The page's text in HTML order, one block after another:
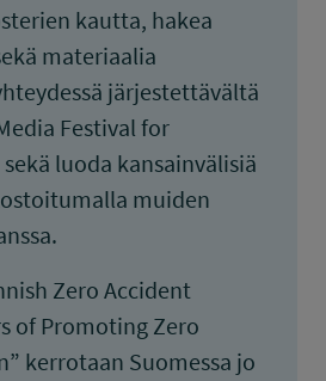
kautta, hakea
materiaalia
järjestettävältä
Festival for
luoda kansainvälisiä
muiden
Zero Accident
of Promoting Zero
kerrotaan Suomessa jo